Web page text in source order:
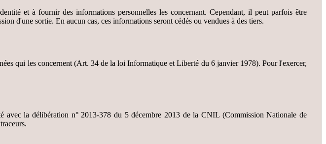
et à fournir des informations personnelles les concernant. Cependant, il peut parfois être
d'une sortie. En aucun cas, ces informations seront cédés ou vendues à des tiers.
qui les concernent (Art. 34 de la loi Informatique et Liberté du 6 janvier 1978). Pour l'exercer,
avec la délibération n° 2013-378 du 5 décembre 2013 de la CNIL (Commission Nationale de